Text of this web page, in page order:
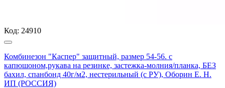
Код: 24910
Комбинезон "Каспер" защитный, размер 54-56. с
капюшоном,рукава на резинке, застежка-молния/планка, БЕЗ
бахил, спанбонд 40г/м2, нестерильный (с РУ), Оборин Е. Н.
ИП (РОССИЯ)